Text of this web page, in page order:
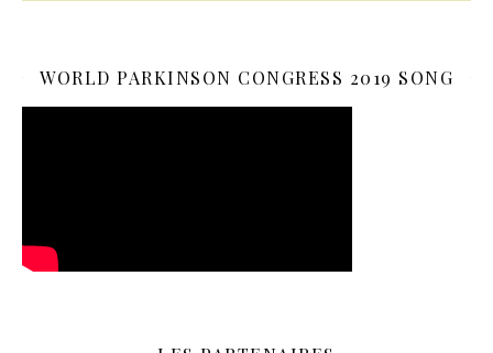
WORLD PARKINSON CONGRESS 2019 SONG